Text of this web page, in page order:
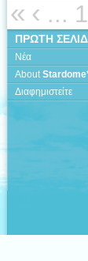
« ‹ ...
ΠΡΩΤΗ
Νέα
About
Διαφημιστείτε